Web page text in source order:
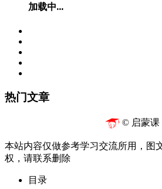
加载中...
热门文章
© 启蒙课
本站内容仅做参考学习交流所用，图
权，请联系删除
目录